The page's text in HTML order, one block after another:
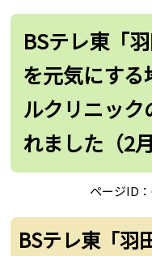
頭
BSテレ東「
を元気にす
ルクリニッ
れました（2
ページID
BSテレ東「羽